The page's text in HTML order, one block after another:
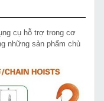
cụ hỗ trợ trong cơ
những sản phẩm chủ